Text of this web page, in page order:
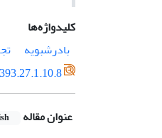
کلیدواژه‌ها
بادرشبویه
عنوان مقاله